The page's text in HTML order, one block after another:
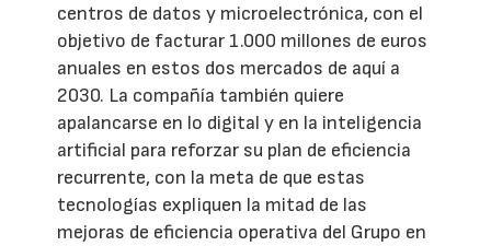
centros de datos y microelectrónica, con el
objetivo de facturar 1.000 millones de euros
anuales en estos dos mercados de aquí a
2030. La compañía también quiere
apalancarse en lo digital y en la inteligencia
artificial para reforzar su plan de eficiencia
recurrente, con la meta de que estas
tecnologías expliquen la mitad de las
mejoras de eficiencia operativa del Grupo en